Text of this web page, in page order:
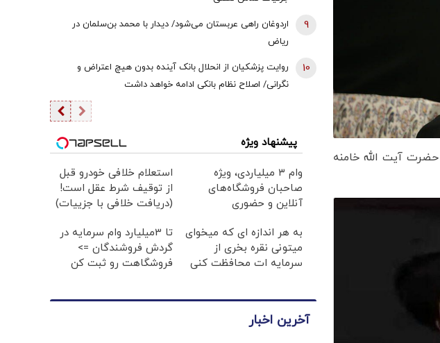
حضرت آیت الله خامنه
اردوغان راهی عربستان می‌شود/ دیدار با محمد بن‌سلمان در
ریاض
9
روایت پزشکیان از انحلال بانک آینده بدون هیچ اعتراض و
نگرانی/ اصلاح نظام بانکی ادامه خواهد داشت
10
پیشنهاد ویژه
وام ۳ میلیاردی، ویژه
صاحبان فروشگاه‌های
آنلاین و حضوری
استعلام خلافی خودرو قبل
از توقیف شرط عقل است!
(دریافت خلافی با جزییات)
به هر اندازه ای که میخوای
میتونی نقره بخری از
سرمایه ات محافظت کنی
تا 3میلیارد وام سرمایه در
گردش فروشندگان =>
فروشگاهت رو ثبت کن
آخرین اخبار